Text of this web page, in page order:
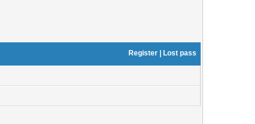
Register Lost pass